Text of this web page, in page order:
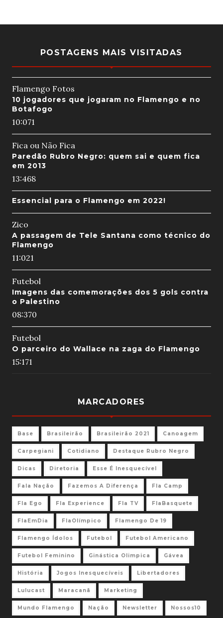
POSTAGENS MAIS VISITADAS
Flamengo Fotos
10 jogadores que jogaram no Flamengo e no
Botafogo
10:071
Fica ou Não Fica
Paredão Rubro Negro: quem sai e quem fica
em 2013
13:468
Essencial para o Flamengo em 2022!
Zico
A passagem de Tele Santana como técnico do
Flamengo
11:021
Futebol
Imagens das comemorações dos 5 gols contra
o Palestino
08:370
Futebol
O parceiro do Wallace na zaga do Flamengo
15:171
MARCADORES
Base Brasileirão Brasileirão 2021 Canoagem
Carpegiani Cotidiano Destaque Rubro Negro
Dicas Diretoria Esse É Inesquecível
Fala Nação Fazemos A Diferença Fla Camp
Fla Ego Fla Experience Fla TV FlaBasquete
FlaEmDia FlaOlímpico Flamengo De 19
Flamengo Ídolos Futebol Futebol Americano
Futebol Feminino Ginástica Olimpica Gávea
História Jogos Inesquecíveis Libertadores
Lulucast Maracanã Marketing
Mundo Flamengo Nação Newsletter Nossos10